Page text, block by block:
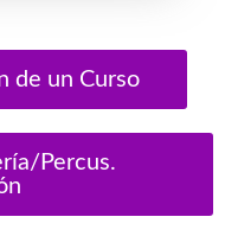
de un Curso
Percus.